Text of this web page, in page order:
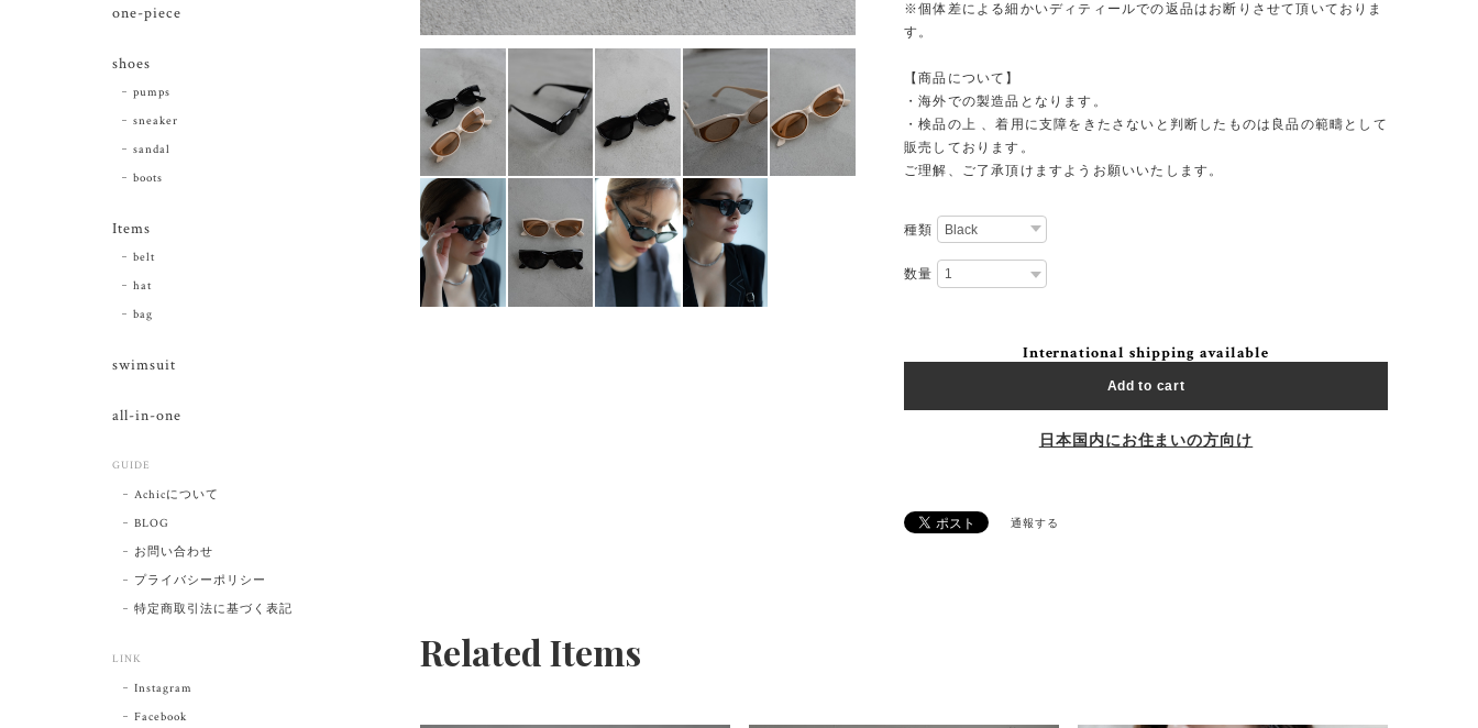
※個体差による細かいディティールでの返品はお断りさせて頂いておりま
す。
【商品について】
・海外での製造品となります。
・検品の上 、着用に支障をきたさないと判断したものは良品の範疇として
販売しております。
ご理解、ご了承頂けますようお願いいたします。
種類
数量
International shipping available
Add to cart
日本国内にお住まいの方向け
通報する
Related Items
one-piece
shoes
pumps
sneaker
sandal
boots
Items
belt
hat
bag
swimsuit
all-in-one
GUIDE
Achicについて
BLOG
お問い合わせ
プライバシーポリシー
特定商取引法に基づく表記
LINK
Instagram
Facebook